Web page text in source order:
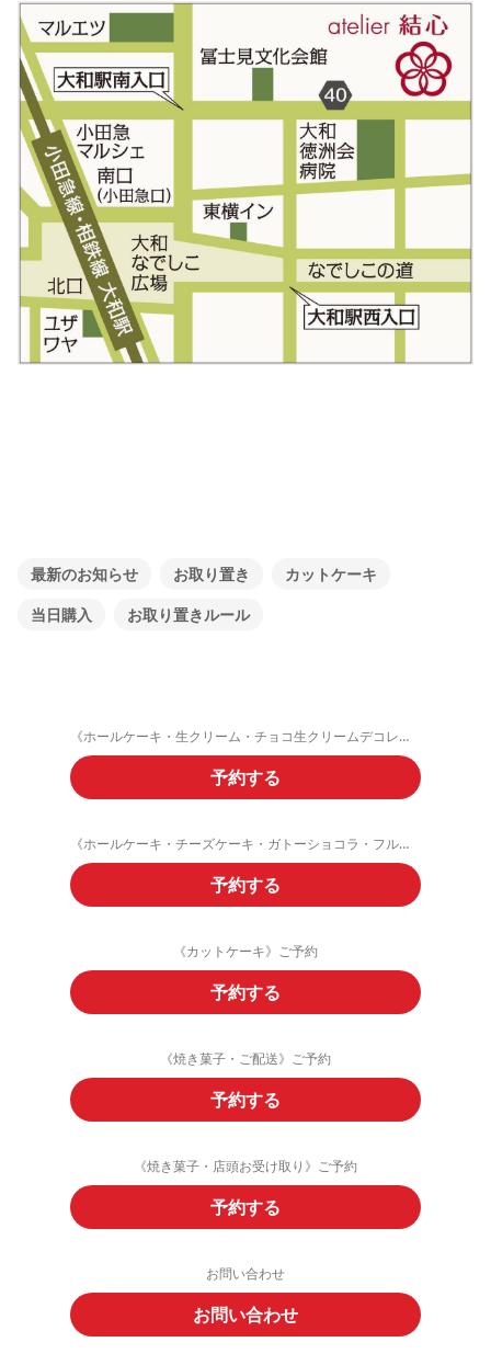
最新のお知らせ お取り置き
カットケーキ
当日購入
お取り置きルール
《ホールケーキ・生クリーム・チョコ生クリームデコレーション》ご予約フォーム
予約する
《ホールケーキ・チーズケーキ・ガトーショコラ・フルーツタルト》ご予約
予約する
《カットケーキ》ご予約
予約する
《焼き菓子・ご配送》ご予約
予約する
《焼き菓子・店頭お受け取り》ご予約
予約する
お問い合わせ
お問い合わせ